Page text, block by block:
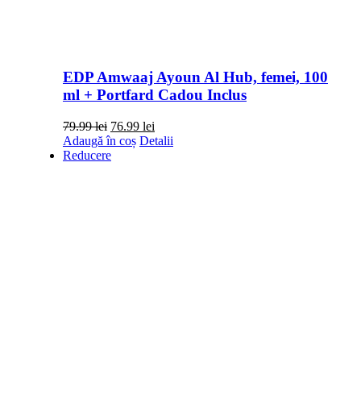
EDP Amwaaj Ayoun Al Hub, femei, 100
ml + Portfard Cadou Inclus
79.99lei Prețul
inițial
a
76.99 leiPrețul
curent
Adaugă în coș Detalii
Reducere